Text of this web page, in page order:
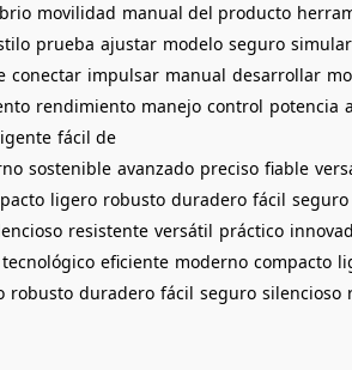
movilidad manual del producto
prueba ajustar modelo seguro simular
conectar impulsar manual desarrollar
rendimiento manejo control potencia
fácil de
sostenible avanzado preciso fiable
ligero robusto duradero fácil seguro
resistente versátil práctico
tecnológico eficiente moderno compacto
robusto duradero fácil seguro silencioso